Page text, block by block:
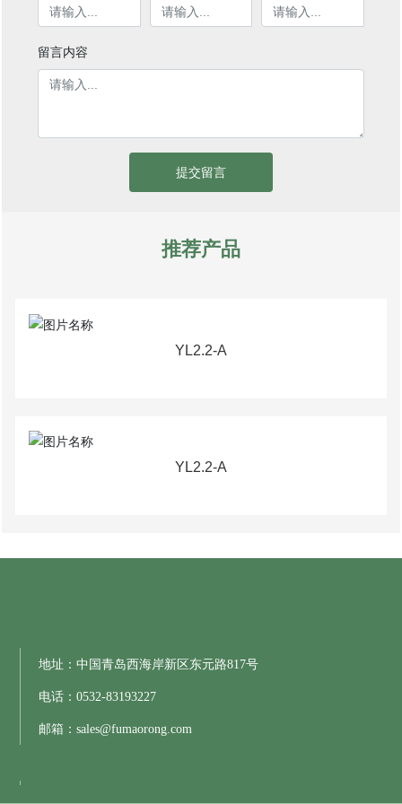
留言内容
提交留言
推荐产品
YL2.2-A
YL2.2-A
地址：中国青岛西海岸新区东元路817号
电话：0532-83193227
邮箱：sales@fumaorong.com